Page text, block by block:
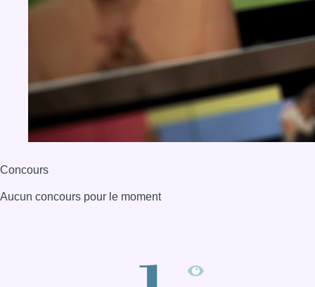
Aucun concours pour le moment